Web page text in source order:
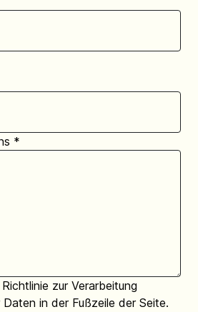
*
zur Verarbeitung
in der Fußzeile der Seite.